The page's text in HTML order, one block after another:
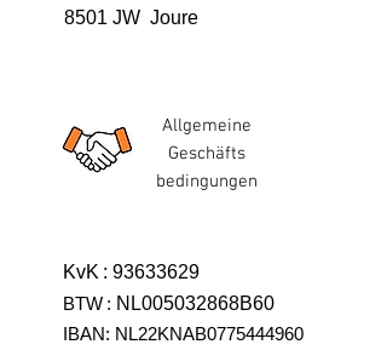
8501 JW Joure
Allgemeine
Geschäfts
bedingungen
KvK : 93633629
BTW : NL005032868B60
IBAN: NL22KNAB0775444960